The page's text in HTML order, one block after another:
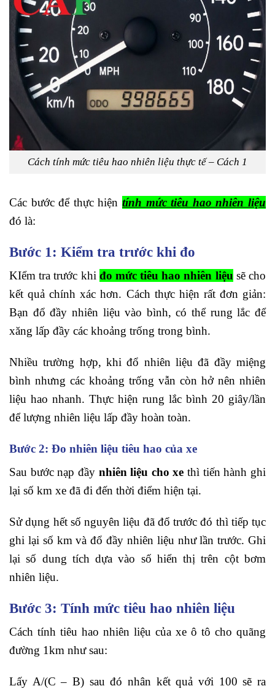
Cách tính mức tiêu hao nhiên liệu thực tế – Cách 1
Các bước để thực hiện tính mức tiêu hao nhiên liệu
đó là:
Bước 1: Kiểm tra trước khi đo
KIểm tra trước khi đo mức tiêu hao nhiên liệu sẽ cho
kết quả chính xác hơn. Cách thực hiện rất đơn giản:
Bạn đổ đầy nhiên liệu vào bình, có thể rung lắc để
xăng lấp đầy các khoảng trống trong bình.
Nhiều trường hợp, khi đổ nhiên liệu đã đầy miệng
bình nhưng các khoảng trống vẫn còn hở nên nhiên
liệu hao nhanh. Thực hiện rung lắc bình 20 giây/lần
để lượng nhiên liệu lấp đầy hoàn toàn.
Bước 2: Đo nhiên liệu tiêu hao của xe
Sau bước nạp đầy nhiên liệu cho xe thì tiến hành ghi
lại số km xe đã đi đến thời điểm hiện tại.
Sử dụng hết số nguyên liệu đã đổ trước đó thì tiếp tục
ghi lại số km và đổ đầy nhiên liệu như lần trước. Ghi
lại số dung tích dựa vào số hiển thị trên cột bơm
nhiên liệu.
Bước 3: Tính mức tiêu hao nhiên liệu
Cách tính tiêu hao nhiên liệu của xe ô tô cho quãng
đường 1km như sau:
Lấy A/(C – B) sau đó nhân kết quả với 100 sẽ ra